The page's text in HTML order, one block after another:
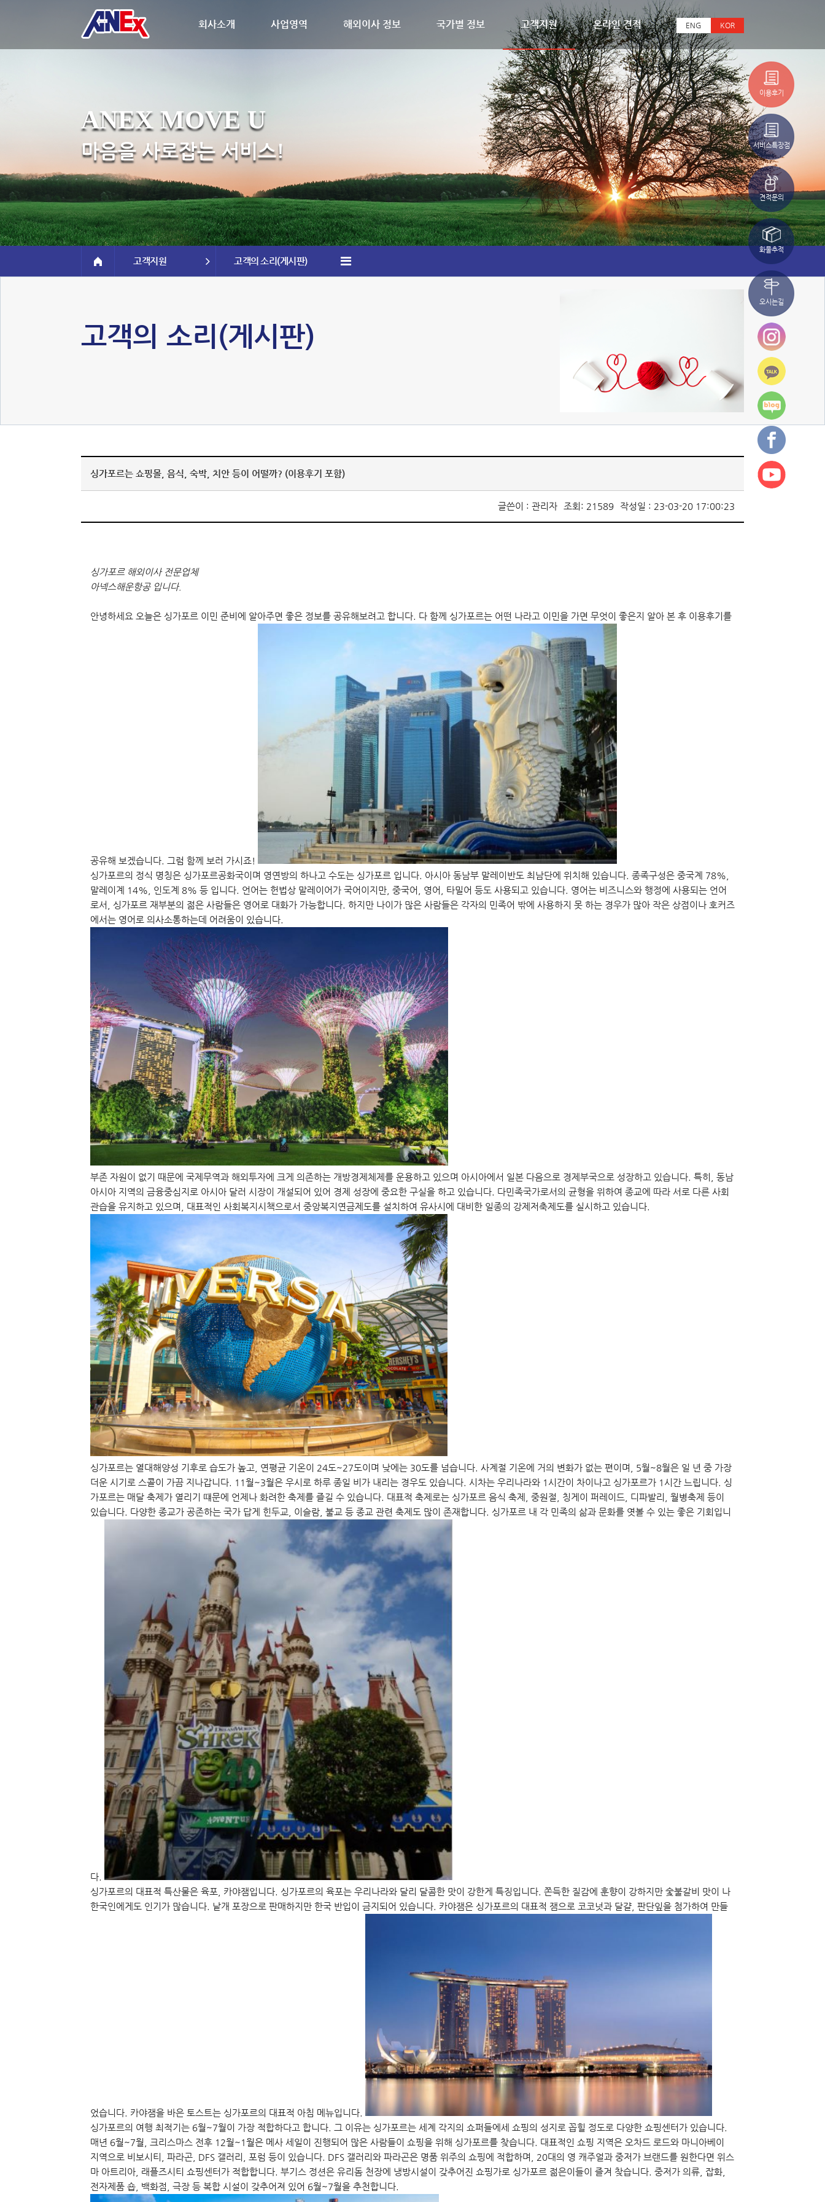
ANEX MOVE U
마음을 사로잡는 서비스!
회사소개 사업영역 해외이사 정보 국가별 정보 고객지원 온라인 견적 ENG KOR
이용후기
서비스특장점
견적문의
화물추적
오시는길
고객지원 고객의 소리(게시판)
고객의 소리(게시판)
싱가포르는 쇼핑몰, 음식, 숙박, 치안 등이 어떨까? (이용후기 포함)
글쓴이 : 관리자 조회: 21589 작성일 : 23-03-20 17:00:23
싱가포르 해외이사 전문업체
아넥스해운항공 입니다.
안녕하세요 오늘은 싱가포르 이민 준비에 알아주면 좋은 정보를 공유해보려고 합니다. 다 함께 싱가포르는 어떤 나라고 이민을 가면 무엇이 좋은지 알아 본 후 이용후기를
공유해 보겠습니다. 그럼 함께 보러 가시죠!
싱가포르의 정식 명칭은 싱가포르공화국이며 영연방의 하나고 수도는 싱가포르 입니다. 아시아 동남부 말레이반도 최남단에 위치해 있습니다. 종족구성은 중국계 78%,
말레이계 14%, 인도계 8% 등 입니다. 언어는 헌법상 말레이어가 국어이지만, 중국어, 영어, 타밀어 등도 사용되고 있습니다. 영어는 비즈니스와 행정에 사용되는 언어
로서, 싱가포르 재부분의 젊은 사람들은 영어로 대화가 가능합니다. 하지만 나이가 많은 사람들은 각자의 민족어 밖에 사용하지 못 하는 경우가 많아 작은 상점이나 호커즈
에서는 영어로 의사소통하는데 어려움이 있습니다.
부존 자원이 없기 때문에 국제무역과 해외투자에 크게 의존하는 개방경제체제를 운용하고 있으며 아시아에서 일본 다음으로 경제부국으로 성장하고 있습니다. 특히, 동남
아시아 지역의 금융중심지로 아시아 달러 시장이 개설되어 있어 경제 성장에 중요한 구실을 하고 있습니다. 다민족국가로서의 균형을 위하여 종교에 따라 서로 다른 사회
관습을 유지하고 있으며, 대표적인 사회복지시책으로서 중앙복지연금제도를 설치하여 유사시에 대비한 일종의 강제저축제도를 실시하고 있습니다.
싱가포르는 열대해양성 기후로 습도가 높고, 연평균 기온이 24도~27도이며 낮에는 30도를 넘습니다. 사계절 기온에 거의 변화가 없는 편이며, 5월~8월은 일 년 중 가장
더운 시기로 스콜이 가끔 지나갑니다. 11월~3월은 우시로 하루 종일 비가 내리는 경우도 있습니다. 시차는 우리나라와 1시간이 차이나고 싱가포르가 1시간 느립니다. 싱
가포르는 매달 축제가 열리기 떄문에 언제나 화려한 축제를 즐길 수 있습니다. 대표적 축제로는 싱가포르 음식 축제, 중원절, 칭게이 퍼레이드, 디파발리, 월병축제 등이
있습니다. 다양한 종교가 공존하는 국가 답게 힌두교, 이슬람, 불교 등 종교 관련 축제도 많이 존재합니다. 싱가포르 내 각 민족의 삶과 문화를 엿볼 수 있는 좋은 기회입니
다.
싱가포르의 대표적 특산물은 육포, 카야잼입니다. 싱가포르의 육포는 우리나라와 달리 달콤한 맛이 강한게 특징입니다. 쫀득한 질감에 훈향이 강하지만 숯불갈비 맛이 나
한국인에게도 인기가 많습니다. 낱개 포장으로 판매하지만 한국 반입이 금지되어 있습니다. 카야잼은 싱가포르의 대표적 잼으로 코코넛과 달걀, 판단잎을 첨가하여 만들
었습니다. 카야잼을 바은 토스트는 싱가포르의 대표적 아침 메뉴입니다.
싱가포르의 여행 최적기는 6월~7월이 가장 적합하다고 합니다. 그 이유는 싱가포르는 세계 각지의 쇼퍼들에세 쇼핑의 성지로 꼽힐 정도로 다양한 쇼핑센터가 있습니다.
매년 6월~7월, 크리스마스 전후 12월~1월은 메사 세일이 진행되어 많은 사람들이 쇼핑을 위해 싱가포르를 찾습니다. 대표적인 쇼핑 지역은 오차드 로드와 마니아베이
지역으로 비보시티, 파라곤, DFS 갤러리, 포럼 등이 있습니다. DFS 갤러리와 파라곤은 명품 위주의 쇼핑에 적합하며, 20대의 영 캐주얼과 중저가 브랜드를 원한다면 위스
마 아트리아, 래플즈시티 쇼핑센터가 적합합니다. 부기스 정션은 유리돔 천장에 냉방시설이 갖추어진 쇼핑가로 싱가포르 젊은이들이 즐겨 찾습니다. 중저가 의류, 잡화,
전자제품 숍, 백화점, 극장 등 복합 시설이 갖추어져 있어 6월~7월을 추천합니다.